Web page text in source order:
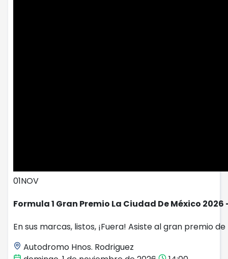
01NOV
Formula 1 Gran Premio La Ciudad De México 2026
En sus marcas, listos, ¡Fuera! Asiste al gran premio
Autodromo Hnos. Rodriguez